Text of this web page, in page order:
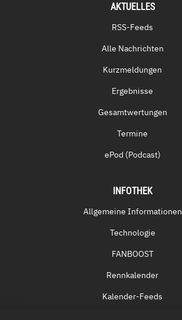
AKTUELLES
RSS-Feeds
Alle Nachrichten
Kurzmeldungen
Ergebnisse
Gesamtwertungen
Termine
ePod (Podcast)
INFOTHEK
Allgemeine Informationen
Technologie
FANBOOST
Rennkalender
Kalender-Feeds